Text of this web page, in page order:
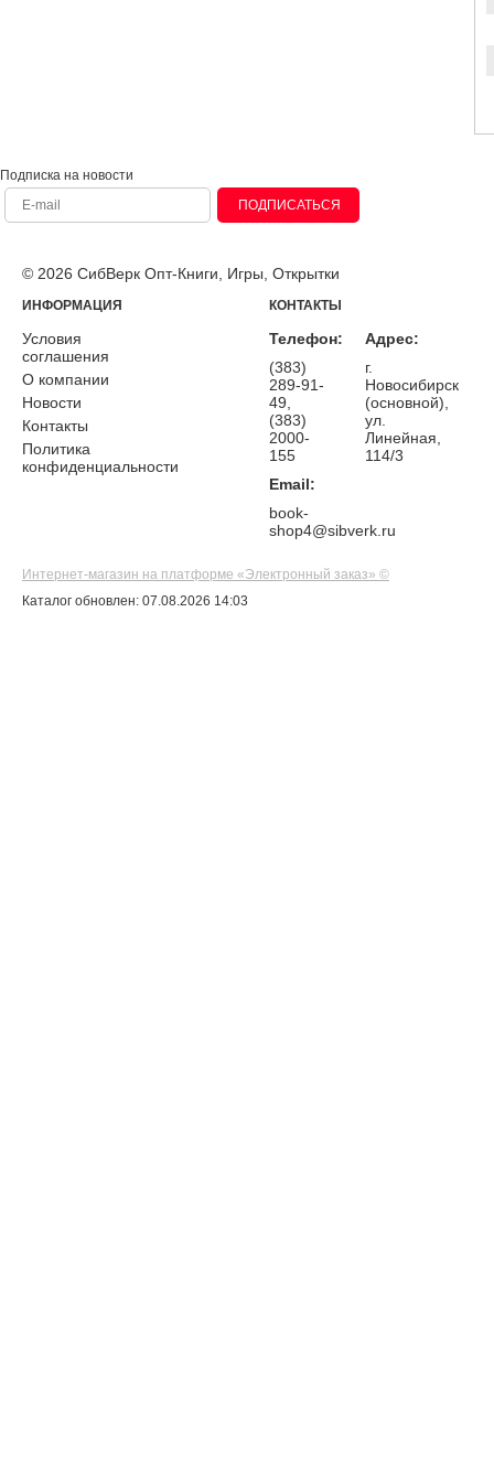
Подписка на новости
ПОДПИСАТЬСЯ
© 2026 СибВерк Опт-Книги, Игры, Открытки
ИНФОРМАЦИЯ
Условия
соглашения
О компании
Новости
Контакты
Политика
конфиденциальности
КОНТАКТЫ
Телефон:
(383)
289-91-
49,
(383)
2000-
155
Email:
book-
shop4@sibverk.ru
Адрес:
г.
Новосибирск
(основной),
ул.
Линейная,
114/3
Интернет-магазин на платформе «Электронный заказ» ©
Каталог обновлен: 07.08.2026 14:03